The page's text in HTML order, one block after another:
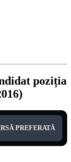
poziția
PREFERATĂ